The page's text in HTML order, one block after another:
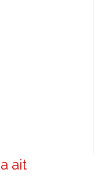
ait